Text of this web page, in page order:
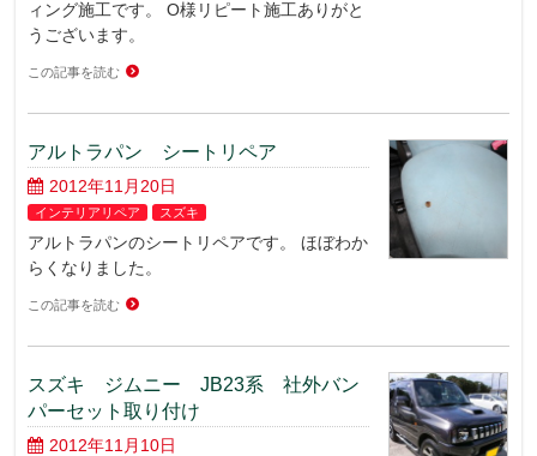
ィング施工です。 O様リピート施工ありがと
うございます。
この記事を読む
アルトラパン シートリペア
2012年11月20日
インテリアリペア スズキ
アルトラパンのシートリペアです。 ほぼわか
らくなりました。
この記事を読む
スズキ ジムニー JB23系 社外バン
パーセット取り付け
2012年11月10日